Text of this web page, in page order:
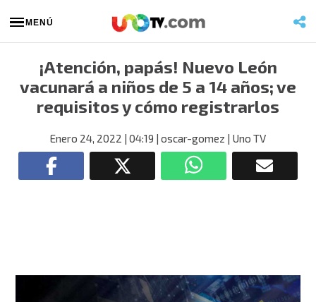
MENÚ
¡Atención, papás! Nuevo León
vacunará a niños de 5 a 14 años; ve
requisitos y cómo registrarlos
Enero 24, 2022 | 04:19 | oscar-gomez | Uno TV